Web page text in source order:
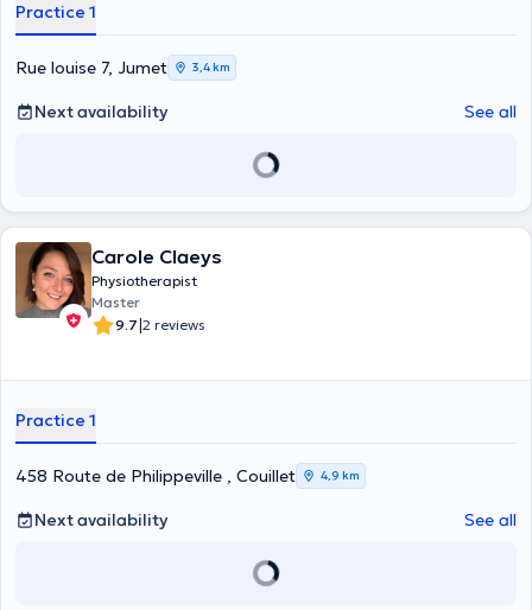
Practice 1
Rue louise 7, Jumet 3,4 km
Next availability See all
Carole Claeys
Physiotherapist
Master
9.7|2 reviews
Practice 1
458 Route de Philippeville , Couillet 4,9 km
Next availability See all